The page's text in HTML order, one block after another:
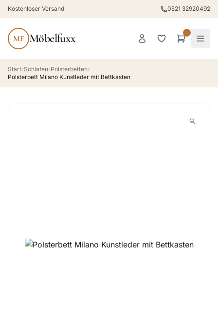
Kostenloser Versand 0521 32920492
MF Möbelfuxx
Start›Schlafen›Polsterbetten›
Polsterbett Milano Kunstleder mit Bettkasten